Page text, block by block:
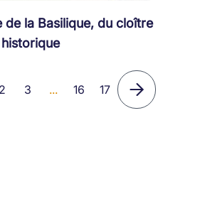
de la Basilique, du cloître
2 3 ... 16 17